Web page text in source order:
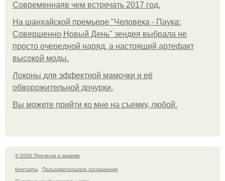
Современнаяв чем встречать 2017 год.
На шанхайской премьере "Человека - Паука:
Совершенно Новый День" зендея выбрала не
просто очередной наряд, а настоящий артефакт
высокой моды.
Локоны для эффектной мамочки и её
обворожительной дочурки.
Вы можете прийти ко мне на съемку, любой.
© 2026 Прическа и макияж
Контакты
Пользовательское соглашение